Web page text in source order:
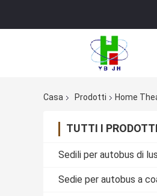
Casa Prodotti Home
TUTTI I PRODOTTI
Sedili per autobus di
Sedie per autobus a